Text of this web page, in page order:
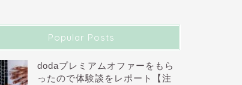
Popular Posts
dodaプレミアムオファーをもら
ったので体験談をレポート【注